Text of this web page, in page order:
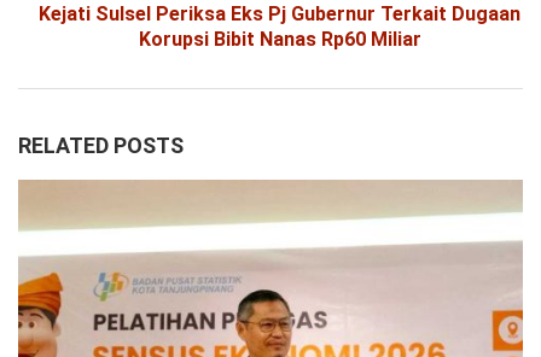
Kejati Sulsel Periksa Eks Pj Gubernur Terkait Dugaan
Korupsi Bibit Nanas Rp60 Miliar
RELATED POSTS